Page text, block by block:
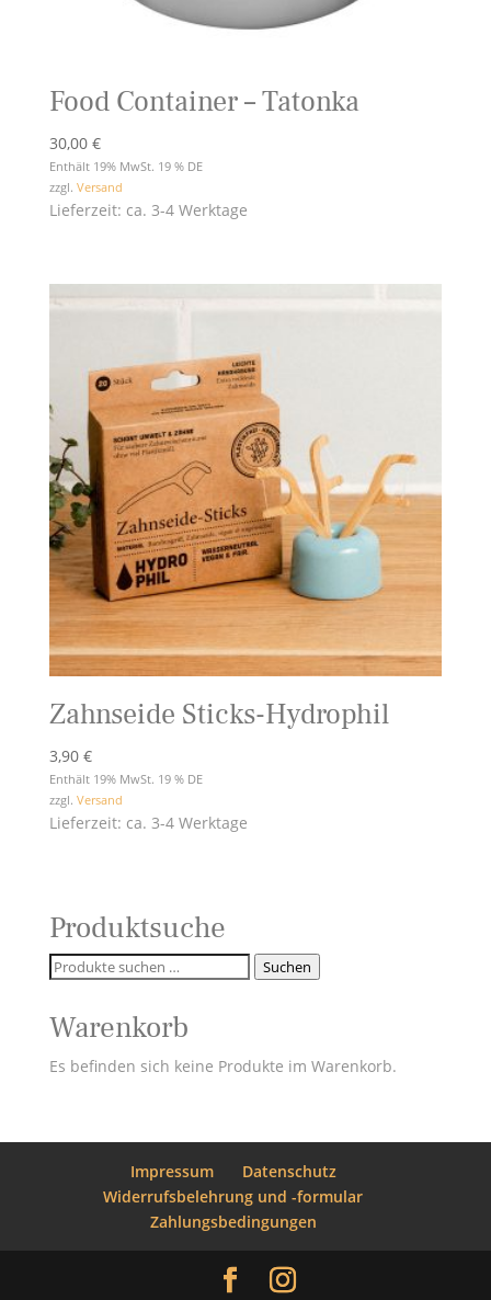
Food Container – Tatonka
30,00 €
Enthält 19% MwSt. 19 % DE
zzgl. Versand
Lieferzeit: ca. 3-4 Werktage
Zahnseide Sticks-Hydrophil
3,90 €
Enthält 19% MwSt. 19 % DE
zzgl. Versand
Lieferzeit: ca. 3-4 Werktage
Produktsuche
Suchen
Suchen
Warenkorb
Es befinden sich keine Produkte im Warenkorb.
Impressum
Datenschutz
Widerrufsbelehrung und -formular
Zahlungsbedingungen